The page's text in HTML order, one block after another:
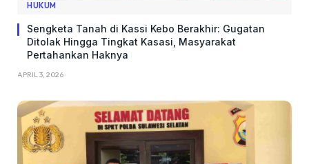
HUKUM
Sengketa Tanah di Kassi Kebo Berakhir: Gugatan
Ditolak Hingga Tingkat Kasasi, Masyarakat
Pertahankan Haknya
APRIL 3, 2026